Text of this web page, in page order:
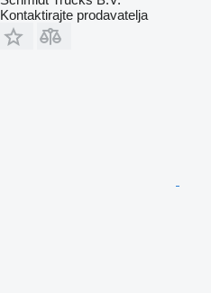
Kontaktirajte prodavatelja